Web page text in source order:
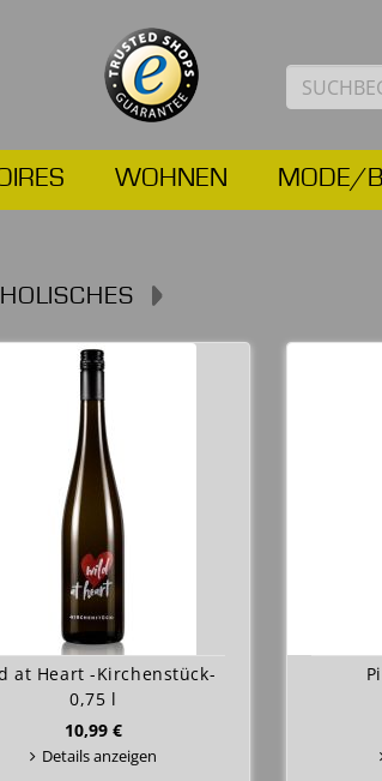
WOHNEN MODE/
at Heart -Kirchenstück-
0,75 l
10,99 €
Details anzeigen